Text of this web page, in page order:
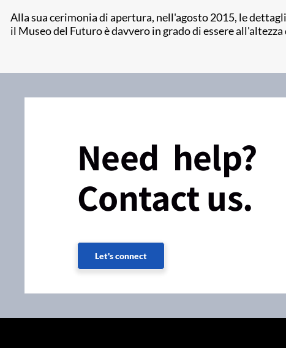
Alla sua cerimonia di apertura, nell'agosto 2015, le
il Museo del Futuro è davvero in grado di essere all'altezza
Need help?
Contact us.
Let's connect